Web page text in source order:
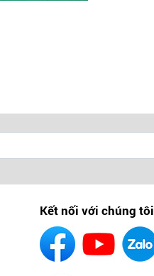
Kết nối với chúng tôi